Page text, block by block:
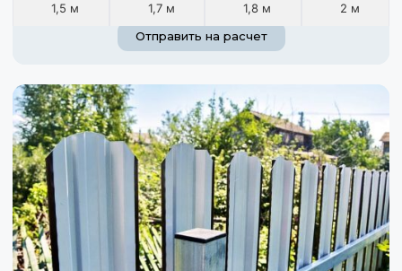
1,5 м 1,7 м 1,8 м
2 м
Отправить на расчет